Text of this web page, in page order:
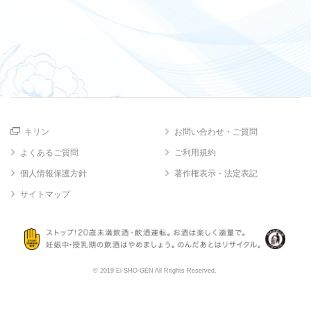
キリン お問い合わせ・ご質問
よくあるご質問 ご利用規約
個人情報保護方針 著作権表示・法定表記
サイトマップ
© 2019 Ei-SHO-GEN All Ritghts Reserved.